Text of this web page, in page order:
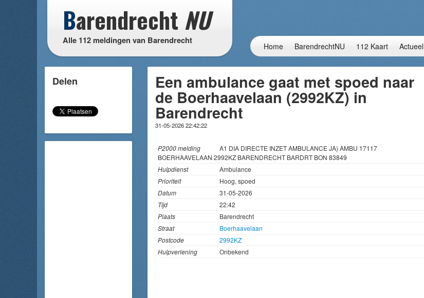
Barendrecht NU
Alle 112 meldingen van Barendrecht
Home BarendrechtNU 112 Kaart Actueel
Delen Een ambulance gaat met spoed naar
de Boerhaavelaan (2992KZ) in
Barendrecht
31-05-2026 22:42:22
P2000 melding
A1 DIA DIRECTE INZET AMBULANCE JA) AMBU 17117
BOERHAAVELAAN 2992KZ BARENDRECHT BARDRT BON 83849
Hulpdienst
Ambulance
Prioriteit
Hoog, spoed
Datum
31-05-2026
Tijd
22:42
Plaats
Barendrecht
Straat
Boerhaavelaan
Postcode
2992KZ
Hulpverlening
Onbekend